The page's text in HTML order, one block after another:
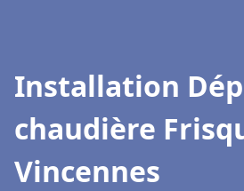
Installation
chaudière
Vincennes